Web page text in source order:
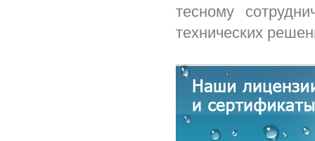
тесному
технических